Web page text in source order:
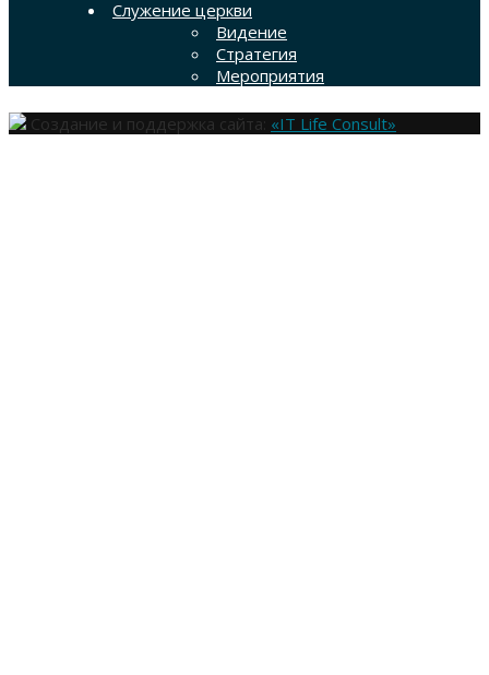
Служение церкви
Видение
Стратегия
Мероприятия
Создание и поддержка сайта: «IT Life Consult»